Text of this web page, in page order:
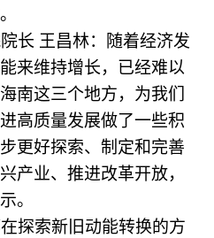
长 王昌林：随着经济发
来维持增长，已经难以
南这三个地方，为我们
高质量发展做了一些积
更好探索、制定和完善
产业、推进改革开放，
。
探索新旧动能转换的方